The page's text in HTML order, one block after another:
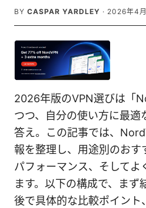
BY CASPAR YARDLEY · 2026年4
2026年版のVPN選びは「
つつ、自分の使い方に最適
答え。この記事では、
報を整理し、用途別のおす
パフォーマンス、そしてよ
ます。以下の構成で、まず
後で具体的な比較ポイント